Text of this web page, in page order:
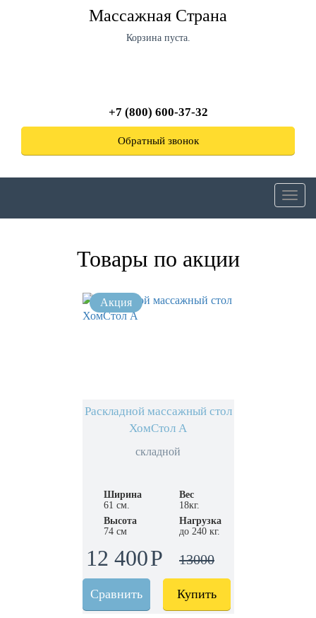
Массажная Страна
Корзина пуста.
+7 (800) 600-37-32
Обратный звонок
Товары по акции
Раскладной массажный стол
ХомСтол А
складной
Ширина
61 см.
Вес
18кг.
Высота
74 см
Нагрузка
до 240 кг.
12 400 13000
Сравнить Купить